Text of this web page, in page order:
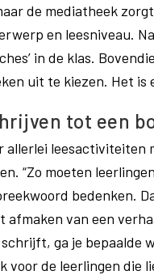
de mediatheek
en leesniveau​.​
in de klas.
uit te kiezen. Het is
tot een
allerlei leesactiviteiten
“Zo moeten
bedenken.
afmaken van een
ga je bepaalde
voor de leerlingen die